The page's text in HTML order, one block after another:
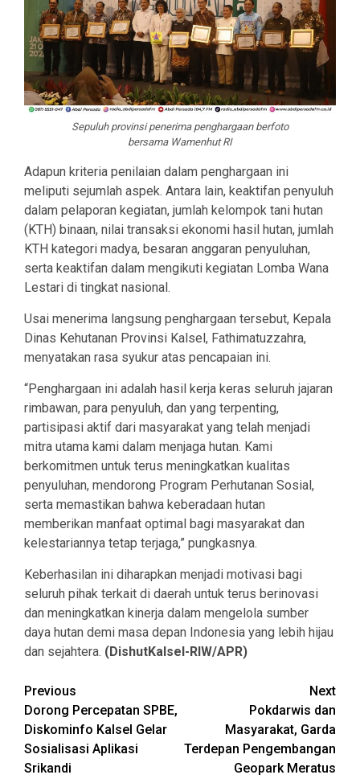
Sepuluh provinsi penerima penghargaan berfoto
bersama Wamenhut RI
Adapun kriteria penilaian dalam penghargaan ini
meliputi sejumlah aspek. Antara lain, keaktifan penyuluh
dalam pelaporan kegiatan, jumlah kelompok tani hutan
(KTH) binaan, nilai transaksi ekonomi hasil hutan, jumlah
KTH kategori madya, besaran anggaran penyuluhan,
serta keaktifan dalam mengikuti kegiatan Lomba Wana
Lestari di tingkat nasional.
Usai menerima langsung penghargaan tersebut, Kepala
Dinas Kehutanan Provinsi Kalsel, Fathimatuzzahra,
menyatakan rasa syukur atas pencapaian ini.
“Penghargaan ini adalah hasil kerja keras seluruh jajaran
rimbawan, para penyuluh, dan yang terpenting,
partisipasi aktif dari masyarakat yang telah menjadi
mitra utama kami dalam menjaga hutan. Kami
berkomitmen untuk terus meningkatkan kualitas
penyuluhan, mendorong Program Perhutanan Sosial,
serta memastikan bahwa keberadaan hutan
memberikan manfaat optimal bagi masyarakat dan
kelestariannya tetap terjaga,” pungkasnya.
Keberhasilan ini diharapkan menjadi motivasi bagi
seluruh pihak terkait di daerah untuk terus berinovasi
dan meningkatkan kinerja dalam mengelola sumber
daya hutan demi masa depan Indonesia yang lebih hijau
dan sejahtera. (DishutKalsel-RIW/APR)
Continue
Reading
Previous
Dorong Percepatan SPBE,
Diskominfo Kalsel Gelar
Sosialisasi Aplikasi
Srikandi
Next
Pokdarwis dan
Masyarakat, Garda
Terdepan Pengembangan
Geopark Meratus